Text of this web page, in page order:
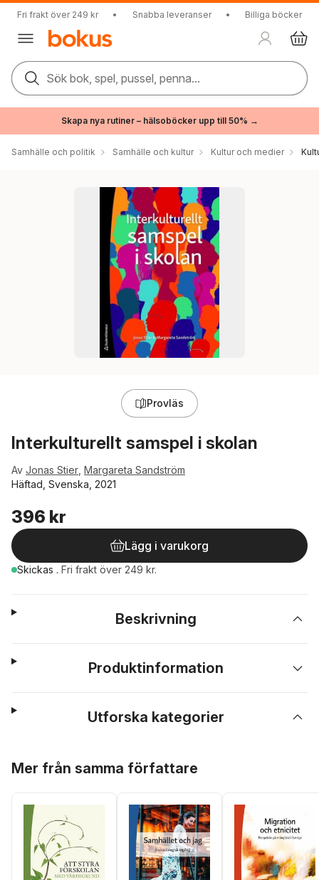
Fri frakt över 249 kr • Snabba leveranser • Billiga böcker
Sök bok, spel, pussel, penna...
Skapa nya rutiner – hälsoböcker upp till 50% →
Samhälle och politik Samhälle och kultur Kultur och medier
Provläs
Interkulturellt samspel i skolan
Av Jonas Stier Margareta Sandström
Häftad, Svenska, 2021
396 kr
Lägg i varukorg
Skickas . Fri frakt över 249 kr.
Beskrivning
Produktinformation
Utforska kategorier
Mer från samma författare